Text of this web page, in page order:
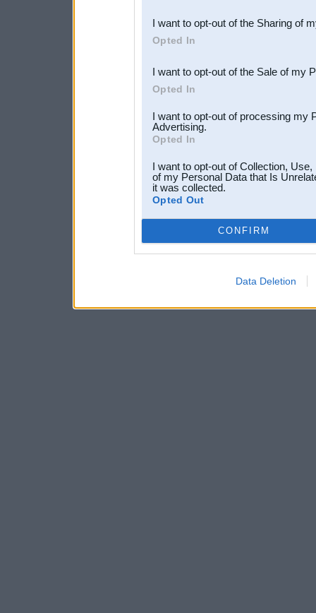
Downstream Participants
third parties.
I want to opt-out of the Sharing of
Opted In
I want to opt-out of the Sale of my
Opted In
I want to opt-out of processing my
Advertising.
Opted In
I want to opt-out of Collection,
of my Personal Data that Is
it was collected.
Opted Out
CONFIRM
Data Deletion